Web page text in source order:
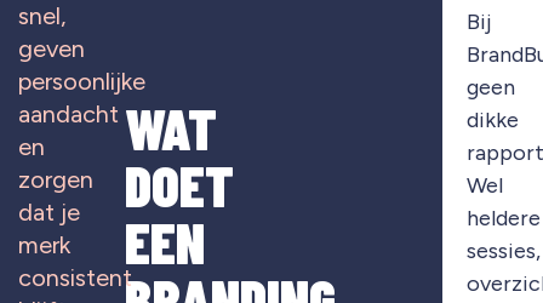
snel,
geven
persoonlijke
aandacht
en
zorgen
dat je
merk
consistent
WAT
DOET
EEN
Bij
geen
dikke
Wel
heldere
sessies,